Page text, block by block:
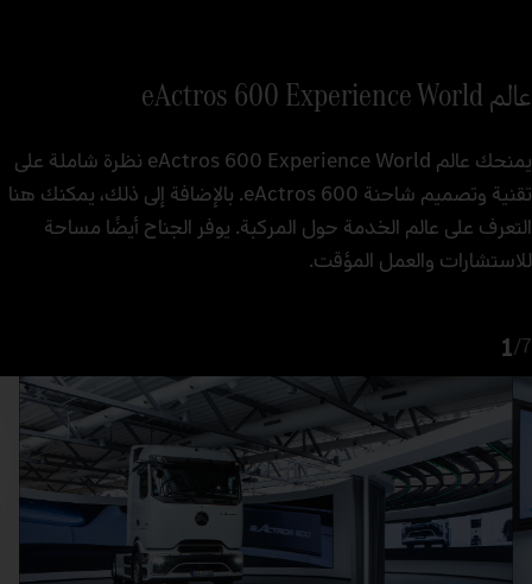
عالم eActros 600 Experience World
يمنحك عالم eActros 600 Experience World نظرة شاملة على
تقنية وتصميم شاحنة eActros 600. بالإضافة إلى ذلك، يمكنك هنا
التعرف على عالم الخدمة حول المركبة. يوفر الجناح أيضًا مساحة
للاستشارات والعمل المؤقت.
1/7